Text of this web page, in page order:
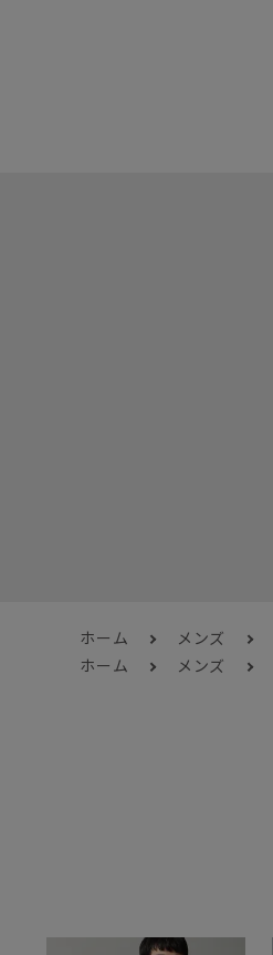
ホーム メンズ
ホーム
メンズ